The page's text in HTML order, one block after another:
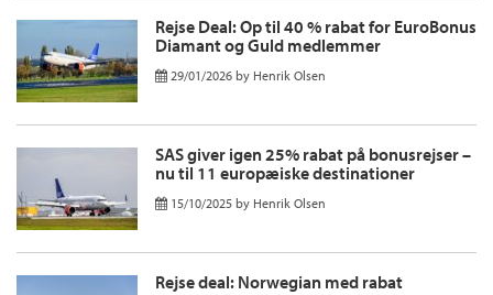
Rejse Deal: Op til 40 % rabat for EuroBonus
Diamant og Guld medlemmer
29/01/2026 by Henrik Olsen
SAS giver igen 25% rabat på bonusrejser –
nu til 11 europæiske destinationer
15/10/2025 by Henrik Olsen
Rejse deal: Norwegian med rabat